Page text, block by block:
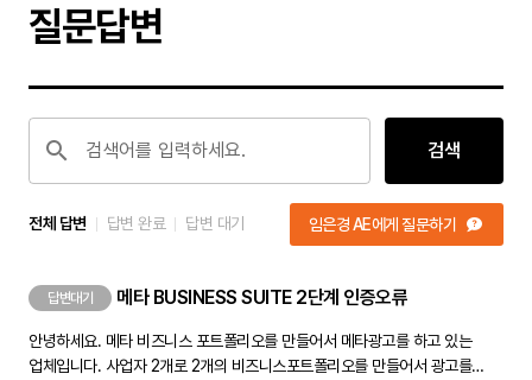
질문답변
검색어를 입력하세요. 검색
전체 답변 답변 완료 답변 대기 임은경 AE에게 질문하기
답변대기 메타 BUSINESS SUITE 2단계 인증오류
안녕하세요. 메타 비즈니스 포트폴리오를 만들어서 메타광고를 하고 있는
업체입니다. 사업자 2개로 2개의 비즈니스포트폴리오를 만들어서 광고를